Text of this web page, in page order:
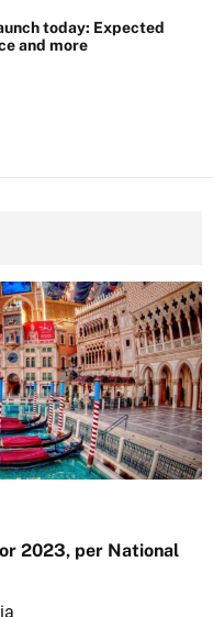
today: Expected
and more
2023, per National